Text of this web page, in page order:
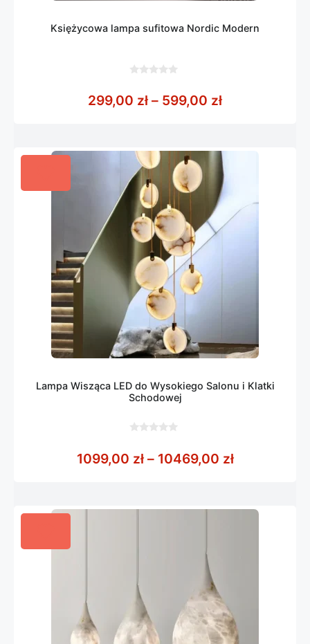
Księżycowa lampa sufitowa Nordic Modern
5
299,00 zł – 599,00 złZakres cen:
Lampa Wisząca LED do Wysokiego Salonu i Klatki
Schodowej
5
1099,00 zł – 10469,00 złZakres